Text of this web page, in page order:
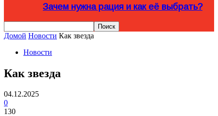
Зачем нужна рация и как её выбрать?
Домой Новости Как звезда
Новости
Как звезда
04.12.2025
0
130